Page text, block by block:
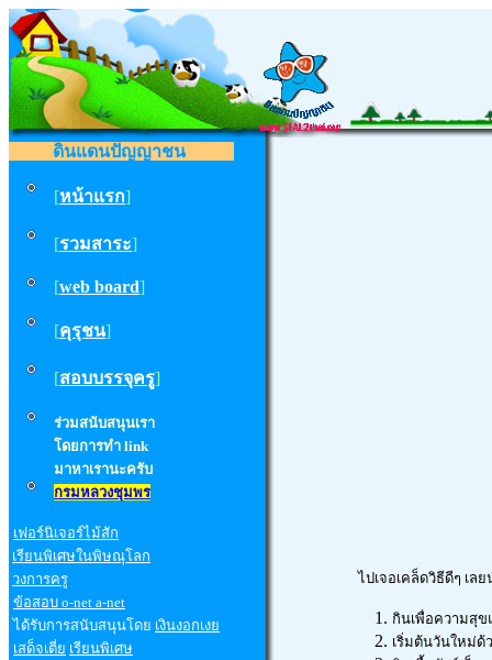
ดินแดนปัญญาชน
[หน้าแรก]
[รวมสาระ]
[web board]
[คุรุชน]
[สอบบรรจุครู]
ร่วมสนับสนุนเรา
โดยการทำ link
มาหาเรานะครับ
กรมหลวงชุมพร
เฟอร์นิเจอร์ไม้สัก
เรียนพิเศษในพิษณุโลก
วงการครู
ข้อสอบ o-net a-net
ได้รับการสนับสนุนโดย เงินงอกเงย
เสด็จเตี่ย เรียนพิเศษ
ไปเจอเคล็ดวิธีดีๆ เลย
กินเพื่อความสุข
เริ่มต้นวันใหม่ด้